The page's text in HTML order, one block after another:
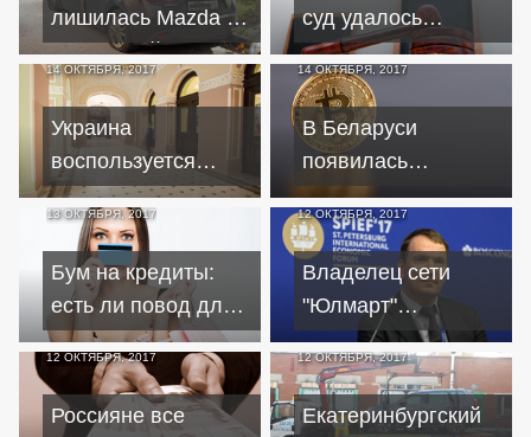
лишилась Mazda 3
за крупный долг по
кредиту
суд удалось
разорвать
кредитный договор
на кастрюли "от
Макаревича"
14 ОКТЯБРЯ, 2017
Украина
воспользуется
опытом
Казахстана?
14 ОКТЯБРЯ, 2017
В Беларуси
появилась
собственная
цифровая валюта
13 ОКТЯБРЯ, 2017
Бум на кредиты:
есть ли повод для
радости
12 ОКТЯБРЯ, 2017
Владелец сети
"Юлмарт"
обвиняется в
миллиардном
мошенничестве с
12 ОКТЯБРЯ, 2017
Россияне все
12 ОКТЯБРЯ, 2017
Екатеринбургский